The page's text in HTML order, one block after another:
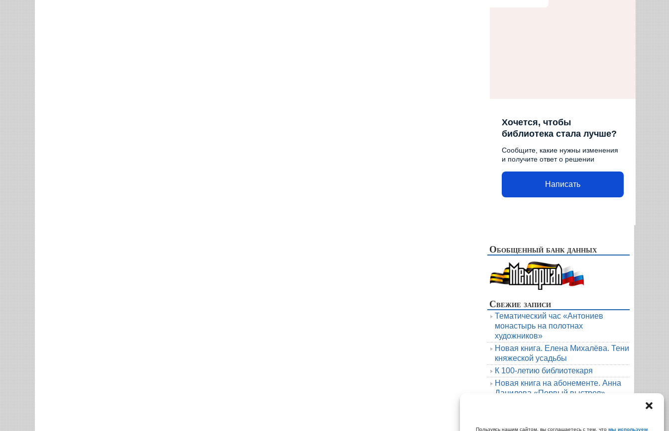
Пользуясь нашим сайтом, вы соглашаетесь с тем, что мы используем
Хочется, чтобы
библиотека стала лучше?
Сообщите, какие нужны изменения
и получите ответ о решении
Написать
Обобщенный банк данных
Свежие записи
Тематический час «Антониев
монастырь на полотнах
художников»
Новая книга. Елена Михалёва. Тени
княжеской усадьбы
К 100-летию библиотекаря
Новая книга на абонементе. Анна
Данилова «Первый выстрел»